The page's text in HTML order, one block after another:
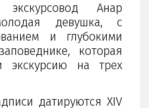
Анар
девушка, с
и глубокими
которая
экскурсию на трех
датируются XIV